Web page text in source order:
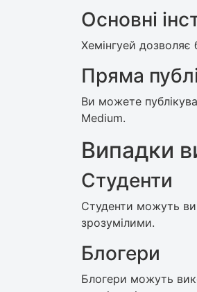
Основні
Хемінгуей
Пряма
Ви можете
Medium.
Випадки
Студенти
Студенти можуть
зрозумілими.
Блогери
Блогери можуть